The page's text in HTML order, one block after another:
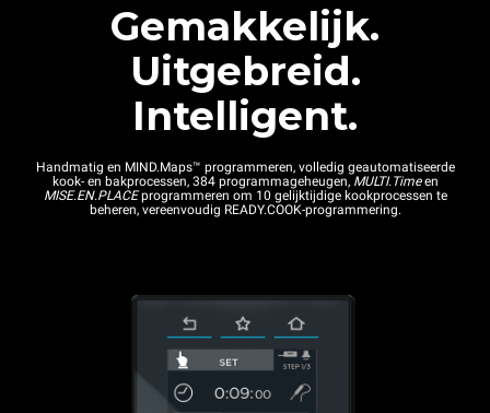
Gemakkelijk.
Uitgebreid.
Intelligent.
Handmatig en MIND.Maps™ programmeren, volledig geautomatiseerde
kook- en bakprocessen, 384 programmageheugen, MULTI.Timeen
MISE.EN.PLACEprogrammeren om 10 gelijktijdige kookprocessen te
beheren, vereenvoudig READY.COOK-programmering.